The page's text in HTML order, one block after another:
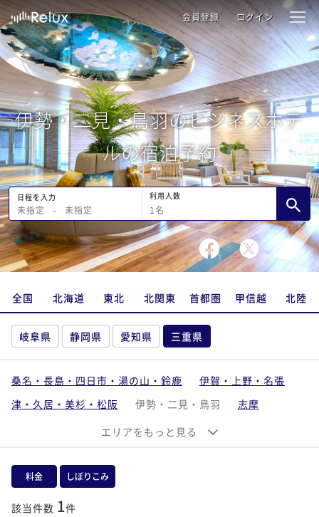
会員登録 ログイン
伊勢・二見・鳥羽のビジネスホテ
ルの宿泊予約
日程を入力
未指定 − 未指定
利用人数
1 名
全国 北海道 東北 北関東 首都圏 甲信越 北陸
岐阜県 静岡県 愛知県 三重県
桑名・長島・四日市・湯の山・鈴鹿
伊賀・上野・名張
津・久居・美杉・松阪
伊勢・二見・鳥羽
志摩
エリアをもっと見る
料金 しぼりこみ
該当件数 1件